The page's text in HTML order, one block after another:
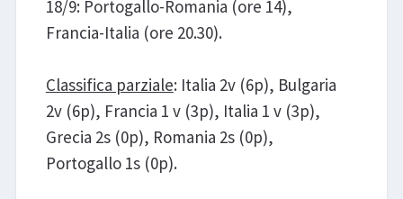
18/9: Portogallo-Romania (ore 14),
Francia-Italia (ore 20.30).
Classifica parziale: Italia 2v (6p), Bulgaria
2v (6p), Francia 1 v (3p), Italia 1 v (3p),
Grecia 2s (0p), Romania 2s (0p),
Portogallo 1s (0p).